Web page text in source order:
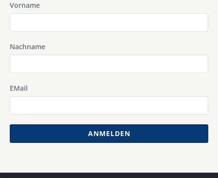
Vorname
Nachname
EMail
ANMELDEN